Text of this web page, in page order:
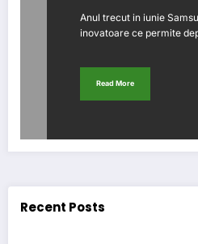
Anul trecut in iunie
inovatoare ce permite
Read More
Recent Posts